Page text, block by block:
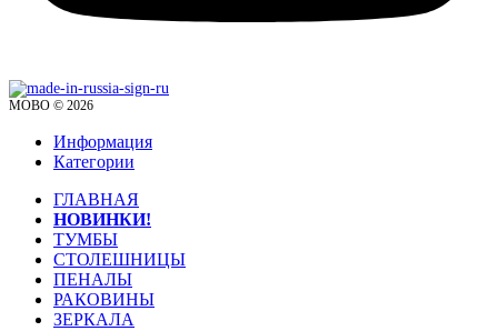
MOBO © 2026
Информация
Категории
ГЛАВНАЯ
НОВИНКИ!
ТУМБЫ
СТОЛЕШНИЦЫ
ПЕНАЛЫ
РАКОВИНЫ
ЗЕРКАЛА